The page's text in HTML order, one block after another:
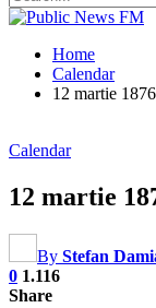
Home
Calendar
12 martie
Calendar
12 martie
By Stefan
0 1.116
Share